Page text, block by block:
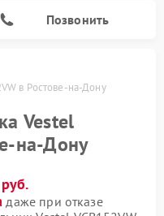
Позвонить
в Ростове-на-Дону
Vestel
на-Дону
даже при отказе